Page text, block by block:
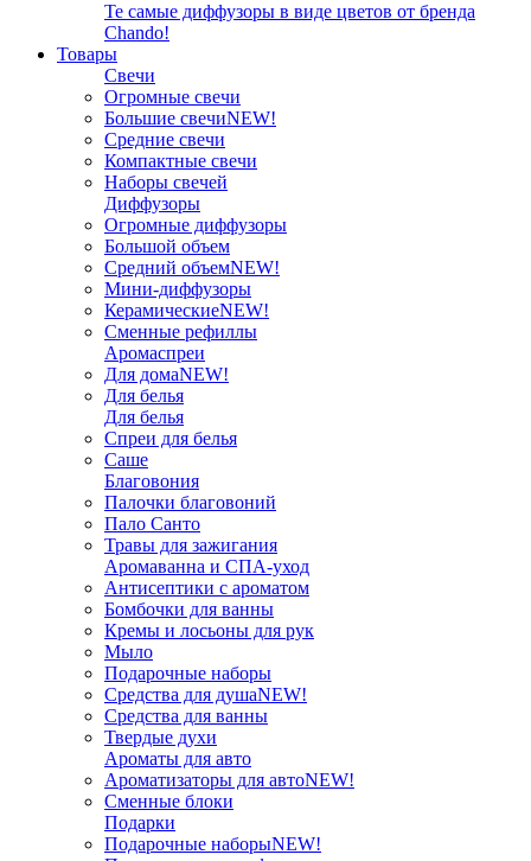
Те самые диффузоры в виде цветов от бренда
Chando!
Товары
Свечи
Огромные свечи
Большие свечиNEW!
Средние свечи
Компактные свечи
Наборы свечей
Диффузоры
Огромные диффузоры
Большой объем
Средний объемNEW!
Мини-диффузоры
КерамическиеNEW!
Сменные рефиллы
Аромаспреи
Для домаNEW!
Для белья
Для белья
Спреи для белья
Саше
Благовония
Палочки благовоний
Пало Санто
Травы для зажигания
Аромаванна и СПА-уход
Антисептики с ароматом
Бомбочки для ванны
Кремы и лосьоны для рук
Мыло
Подарочные наборы
Средства для душаNEW!
Средства для ванны
Твердые духи
Ароматы для авто
Ароматизаторы для автоNEW!
Сменные блоки
Подарки
Подарочные наборыNEW!